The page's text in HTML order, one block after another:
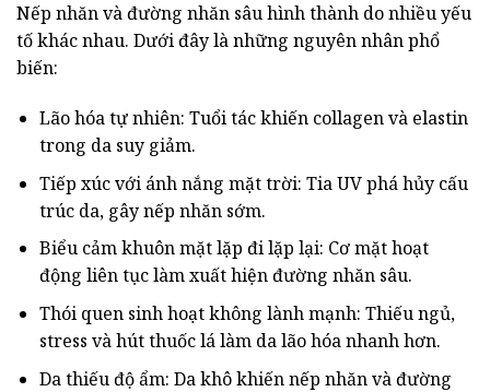
Nếp nhăn và đường nhăn sâu hình thành do nhiều yếu
tố khác nhau. Dưới đây là những nguyên nhân phổ
biến:
Lão hóa tự nhiên: Tuổi tác khiến collagen và elastin
trong da suy giảm.
Tiếp xúc với ánh nắng mặt trời: Tia UV phá hủy cấu
trúc da, gây nếp nhăn sớm.
Biểu cảm khuôn mặt lặp đi lặp lại: Cơ mặt hoạt
động liên tục làm xuất hiện đường nhăn sâu.
Thói quen sinh hoạt không lành mạnh: Thiếu ngủ,
stress và hút thuốc lá làm da lão hóa nhanh hơn.
Da thiếu độ ẩm: Da khô khiến nếp nhăn và đường